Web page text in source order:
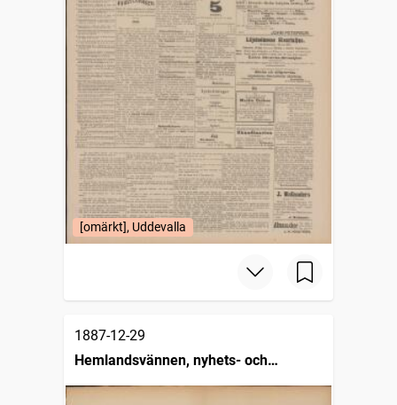
[omärkt], Uddevalla
1887-12-29
Hemlandsvännen, nyhets- och
missionsblad för svenska folket